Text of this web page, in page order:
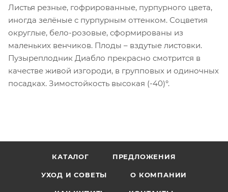
Листья резные, гофрированные, пурпурного цвета,
иногда зелёные с пурпурным оттенком. Соцветия
округлые, бело-розовые, сформированы из
маленьких венчиков. Плоды – вздутые листовки.
Пузыреплодник Диабло прекрасно смотрится в
качестве живой изгороди, в групповых и одиночных
посадках. Зимостойкость высокая (-40)°.
КАТАЛОГ ПРЕДЛОЖЕНИЯ
УХОД И СОВЕТЫ О КОМПАНИИ